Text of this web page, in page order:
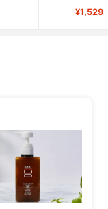
¥1,529